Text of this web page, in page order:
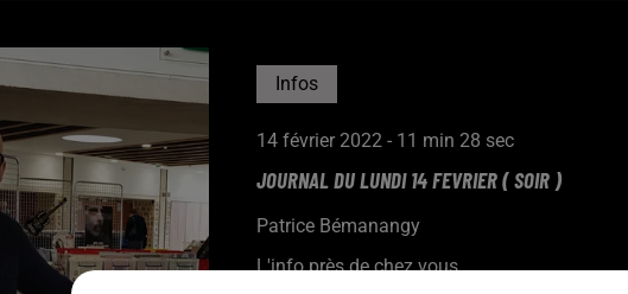
Infos
14 février 2022 - 11 min 28 sec
JOURNAL DU LUNDI 14 FEVRIER ( SOIR )
Patrice Bémanangy
L'info près de chez vous.